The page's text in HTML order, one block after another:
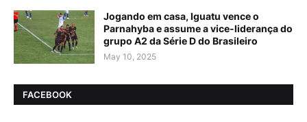
Jogando em casa, Iguatu vence o
Parnahyba e assume a vice-liderança do
grupo A2 da Série D do Brasileiro
May 10, 2025
FACEBOOK